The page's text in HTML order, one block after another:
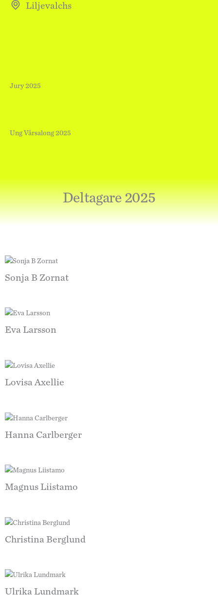
Liljevalchs
Jury 2025
Ung Vårsalong 2025
Deltagare 2025
Sonja B Zornat
Eva Larsson
Lovisa Axellie
Hanna Carlberger
Magnus Liistamo
Christina Berglund
Ulrika Lundmark